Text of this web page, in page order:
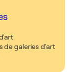
de galeries d'art